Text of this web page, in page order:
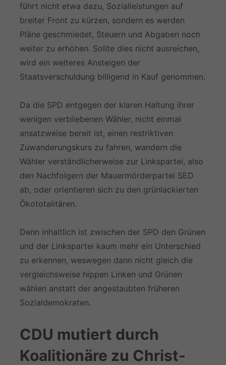
führt nicht etwa dazu, Sozialleistungen auf
breiter Front zu kürzen, sondern es werden
Pläne geschmiedet, Steuern und Abgaben noch
weiter zu erhöhen. Sollte dies nicht ausreichen,
wird ein weiteres Ansteigen der
Staatsverschuldung billigend in Kauf genommen.
Da die SPD entgegen der klaren Haltung ihrer
wenigen verbliebenen Wähler, nicht einmal
ansatzweise bereit ist, einen restriktiven
Zuwanderungskurs zu fahren, wandern die
Wähler verständlicherweise zur Linkspartei, also
den Nachfolgern der Mauermörderpartei SED
ab, oder orientieren sich zu den grünlackierten
Ökototalitären.
Denn inhaltlich ist zwischen der SPD den Grünen
und der Linkspartei kaum mehr ein Unterschied
zu erkennen, weswegen dann nicht gleich die
vergleichsweise hippen Linken und Grünen
wählen anstatt der angestaubten früheren
Sozialdemokraten.
CDU mutiert durch
Koalitionäre zu Christ-